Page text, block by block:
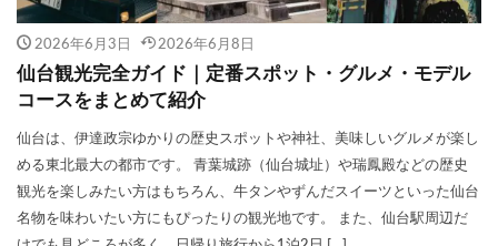
2026年6月3日 2026年6月8日
仙台観光完全ガイド｜定番スポット・グルメ・モデル
コースをまとめて紹介
仙台は、伊達政宗ゆかりの歴史スポットや神社、美味しいグルメが楽し
める東北最大の都市です。 青葉城跡（仙台城址）や瑞鳳殿などの歴史
観光を楽しみたい方はもちろん、牛タンやずんだスイーツといった仙台
名物を味わいたい方にもぴったりの観光地です。 また、仙台駅周辺だ